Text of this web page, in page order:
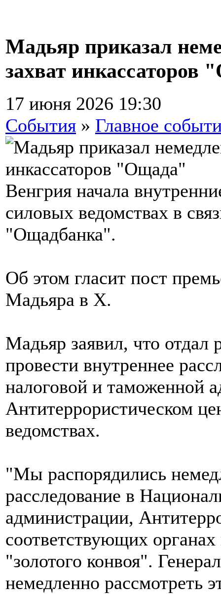
Мадьяр приказал
захват инкассаторов
17 июня 2026 19:30
События » Главное
Венгрия начала
силовых ведомствах в
"Ощадбанка".
Об этом гласит пост
Мадьяра в X.
Мадьяр заявил, что отдал
провести внутреннее
налоговой и таможенной
Антитеррористическом
ведомствах.
"Мы распорядились
расследование в
администрации,
соответствующих органах
"золотого конвоя".
немедленно рассмотреть